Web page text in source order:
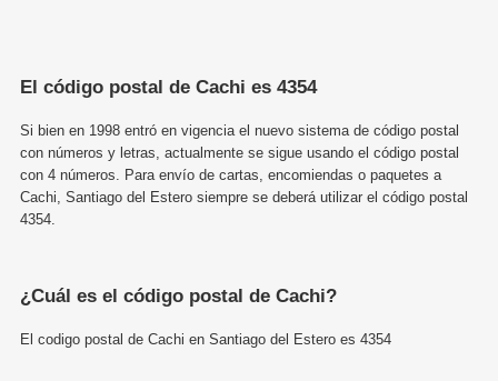
El código postal de Cachi es 4354
Si bien en 1998 entró en vigencia el nuevo sistema de código postal
con números y letras, actualmente se sigue usando el código postal
con 4 números. Para envío de cartas, encomiendas o paquetes a
Cachi, Santiago del Estero siempre se deberá utilizar el código postal
4354.
¿Cuál es el código postal de Cachi?
El codigo postal de Cachi en Santiago del Estero es 4354